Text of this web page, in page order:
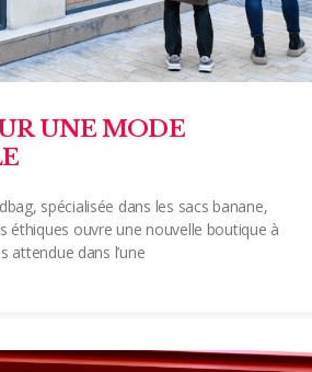
UNE MODE
spécialisée dans les sacs banane,
éthiques ouvre une nouvelle boutique à
attendue dans l’une